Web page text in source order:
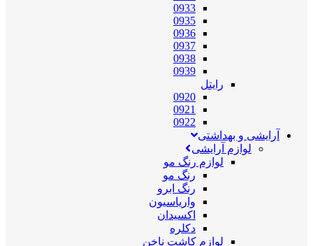
0933
0935
0936
0937
0938
0939
رایتل
0920
0921
0922
آرایشی و بهداشتی
لوازم آرایشی
لوازم رنگ مو
رنگ مو
رنگ ابرو
واریاسیون
اکسیدان
دکلره
لوازم کاشت ناخن